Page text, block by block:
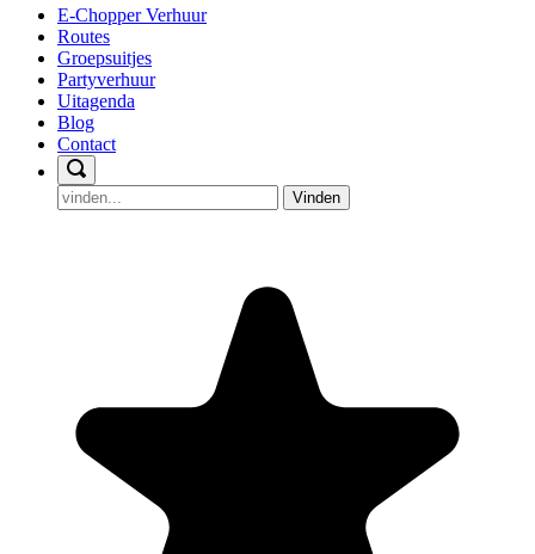
E-Chopper Verhuur
Routes
Groepsuitjes
Partyverhuur
Uitagenda
Blog
Contact
Vinden